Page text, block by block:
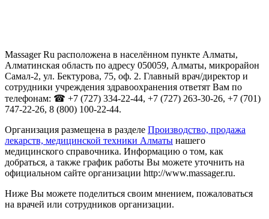
Massager Ru расположена в населённом пункте Алматы,
Алматинская область по адресу 050059, Алматы, микрорайон
Самал-2, ул. Бектурова, 75, оф. 2. Главный врач/директор и
сотрудники учреждения здравоохранения ответят Вам по
телефонам: ☎ +7 (727) 334-22-44, +7 (727) 263-30-26, +7 (701)
747-22-26, 8 (800) 100-22-44.
Организация размещена в разделе Производство, продажа
лекарств, медицинской техники Алматы нашего
медицинского справочника. Информацию о том, как
добраться, а также график работы Вы можете уточнить на
официальном сайте организации http://www.massager.ru.
Ниже Вы можете поделиться своим мнением, пожаловаться
на врачей или сотрудников организации.